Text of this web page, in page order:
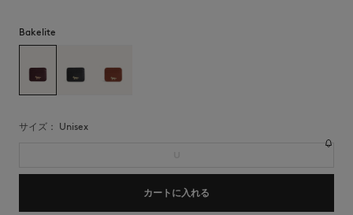
Bakelite
サイズ： unisex
カートに入れる